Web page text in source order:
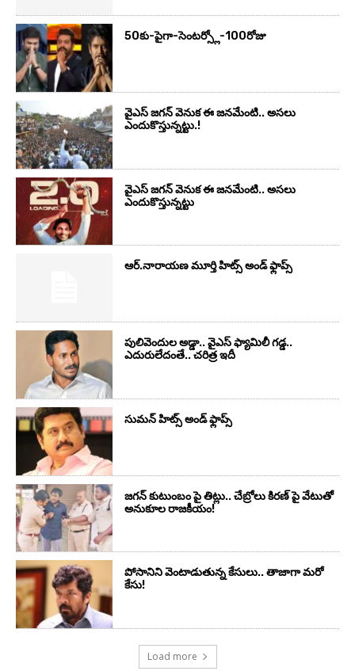
50కు-పైగా-సెంటర్స్లో-100రోజు
వైఎస్‌ జగన్‌ వెనుక ఈ జనమేంటి.. అసలు
ఎందుకొస్తున్నట్టు.!
వైఎస్‌ జగన్‌ వెనుక ఈ జనమేంటి.. అసలు
ఎందుకొస్తున్నట్టు
ఆర్‌.నారాయ‌ణ మూర్తి హిట్స్ అండ్ ఫ్లాప్స్‌
పులివెందుల అడ్డా.. వైఎస్ ఫ్యామిలీ గడ్డ..
ఎదురులేదంతే.. చరిత్ర ఇదీ
సుమ‌న్ హిట్స్ అండ్ ఫ్లాప్స్‌
జగన్ కుటుంబం పై తిట్లు.. చేబ్రోలు కిరణ్ పై వేటుతో
అనుకూల రాజకీయం!
పోసానిని వెంటాడుతున్న కేసులు.. తాజాగా మరో
కేసు!
Load more